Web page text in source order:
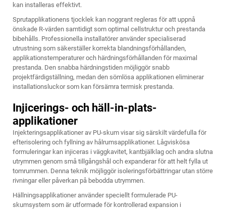
kan installeras effektivt.
Sprutapplikationens tjocklek kan noggrant regleras för att uppnå
önskade R-värden samtidigt som optimal cellstruktur och prestanda
bibehålls. Professionella installatörer använder specialiserad
utrustning som säkerställer korrekta blandningsförhållanden,
applikationstemperaturer och härdningsförhållanden för maximal
prestanda. Den snabba härdningstiden möjliggör snabb
projektfärdigställning, medan den sömlösa applikationen eliminerar
installationsluckor som kan försämra termisk prestanda.
Injicerings- och häll-in-plats-
applikationer
Injekteringsapplikationer av PU-skum visar sig särskilt värdefulla för
efterisolering och fyllning av hålrumsapplikationer. Lågviskösa
formuleringar kan injiceras i väggkavitet, kantbjälklag och andra slutna
utrymmen genom små tillgångshål och expanderar för att helt fylla ut
tomrummen. Denna teknik möjliggör isoleringsförbättringar utan större
rivningar eller påverkan på bebodda utrymmen.
Hällningsapplikationer använder speciellt formulerade PU-
skumsystem som är utformade för kontrollerad expansion i